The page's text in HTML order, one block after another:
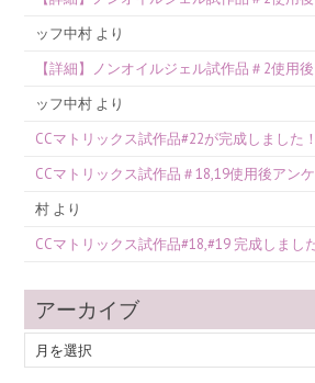
ッフ中村 より
【詳細】ノンオイルジェル試作品＃2使用
ッフ中村 より
CCマトリックス試作品#22が完成しました！
CCマトリックス試作品＃18,19使用後アン
村 より
CCマトリックス試作品#18,#19 完成しまし
アーカイブ
ー